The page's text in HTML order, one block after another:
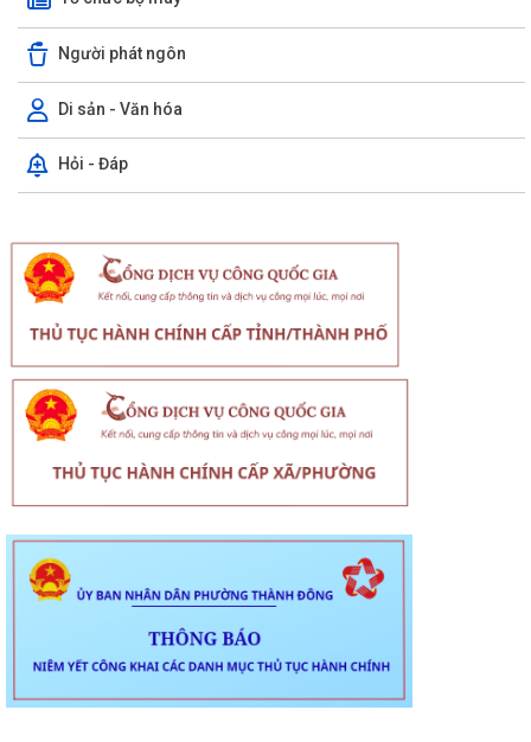
Người phát ngôn
Di sản - Văn hóa
Hỏi - Đáp